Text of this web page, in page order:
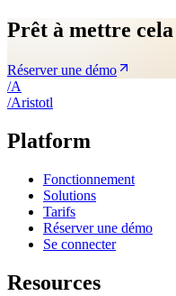
Prêt à mettre
Réserver une démo
/A
/Aristotl
Platform
Fonctionnement
Solutions
Tarifs
Réserver une démo
Se connecter
Resources